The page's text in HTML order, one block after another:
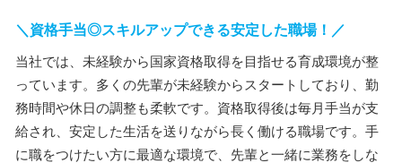
＼資格手当◎スキルアップできる安定した職場！／
当社では、未経験から国家資格取得を目指せる育成環境が整
っています。多くの先輩が未経験からスタートしており、勤
務時間や休日の調整も柔軟です。資格取得後は毎月手当が支
給され、安定した生活を送りながら長く働ける職場です。手
に職をつけたい方に最適な環境で、先輩と一緒に業務をしな